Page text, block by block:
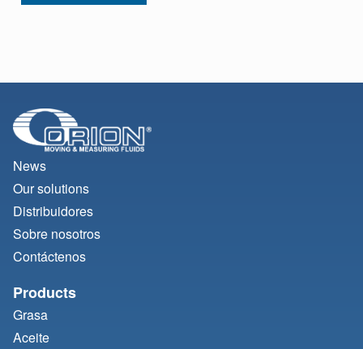
News
Our solutions
Distribuidores
Sobre nosotros
Contáctenos
Products
Grasa
Aceite